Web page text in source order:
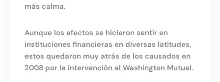
más calma.
Aunque los efectos se hicieron sentir en
instituciones financieras en diversas latitudes,
estos quedaron muy atrás de los causados en
2008 por la intervención al Washington Mutual.